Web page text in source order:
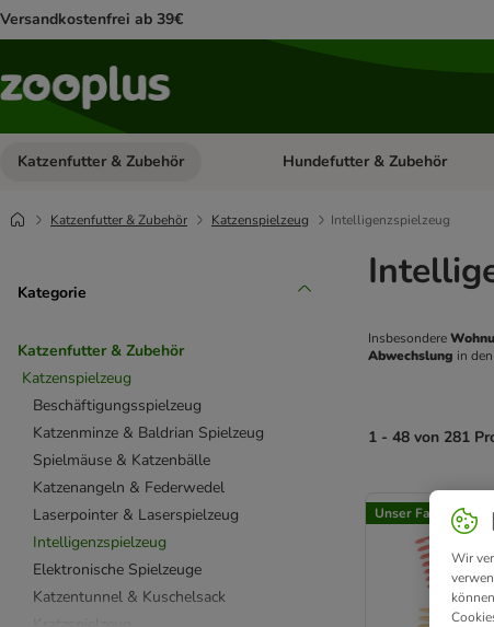
Versandkostenfrei ab 39€
Katzenfutter & Zubehör Kategorie-Menü öffnen:
Hundefutter & Zubehör
Katzenfutter & Zubehör Katzenspielzeug Intelligenzspielzeug
Kategorie
Katzenfutter & Zubehör
Katzenspielzeug
Beschäftigungsspielzeug
Katzenminze & Baldrian Spielzeug
Spielmäuse & Katzenbälle
Katzenangeln & Federwedel
Laserpointer & Laserspielzeug
Intelligenzspielzeug
Elektronische Spielzeuge
Katzentunnel & Kuschelsack
Insbesondere
Abwechslung in
1 - 48 von 281
product items
Unser Favorit
Wir